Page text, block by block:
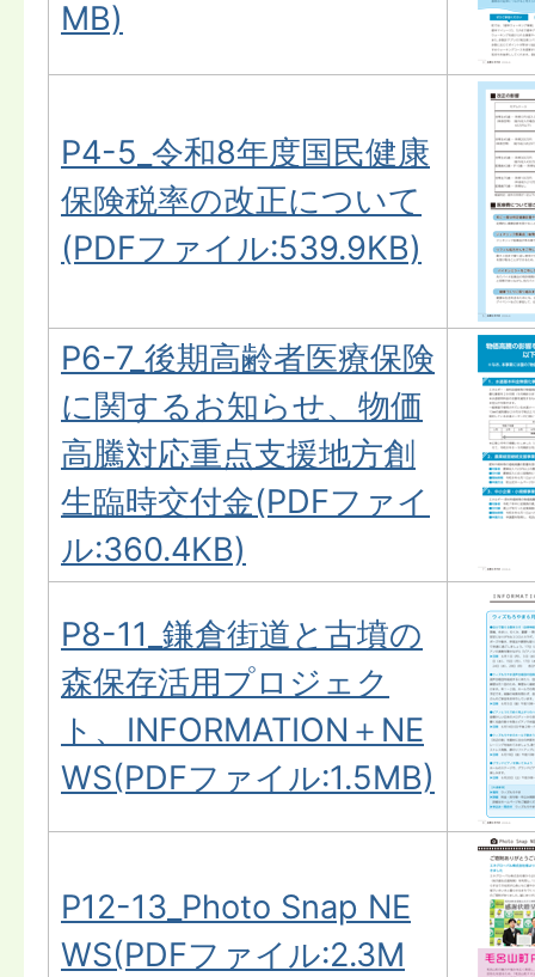
MB)
P4-5_令和8年度国民健康
保険税率の改正について
(PDFファイル:539.9KB)
P6-7_後期高齢者医療保険
に関するお知らせ、物価
高騰対応重点支援地方創
生臨時交付金(PDFファイ
ル:360.4KB)
P8-11_鎌倉街道と古墳の
森保存活用プロジェク
ト、INFORMATION＋NE
WS(PDFファイル:1.5MB)
P12-13_Photo Snap NE
WS(PDFファイル:2.3M